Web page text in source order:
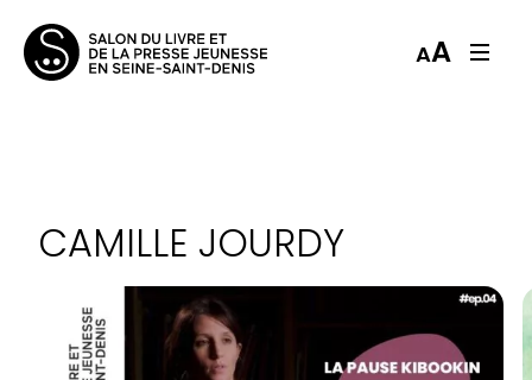
AA
CAMILLE JOURDY